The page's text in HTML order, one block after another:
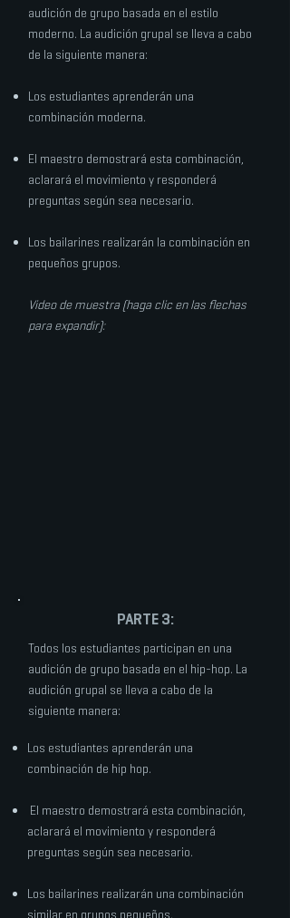
audición de grupo basada en el estilo
moderno. La audición grupal se lleva a cabo
de la siguiente manera:
Los estudiantes aprenderán una
combinación moderna.
El maestro demostrará esta combinación,
aclarará el movimiento y responderá
preguntas según sea necesario.
Los bailarines realizarán la combinación en
pequeños grupos.
Video de muestra (haga clic en las flechas
para expandir):
PARTE 3:
Todos los estudiantes participan en una
audición de grupo basada en el hip-hop. La
audición grupal se lleva a cabo de la
siguiente manera:
Los estudiantes aprenderán una
combinación de hip hop.
El maestro demostrará esta combinación,
aclarará el movimiento y responderá
preguntas según sea necesario.
Los bailarines realizarán una combinación
similar en grupos pequeños.